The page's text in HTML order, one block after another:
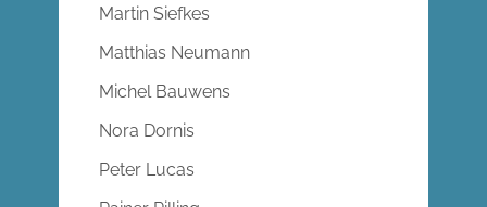
Martin Siefkes
Matthias Neumann
Michel Bauwens
Nora Dornis
Peter Lucas